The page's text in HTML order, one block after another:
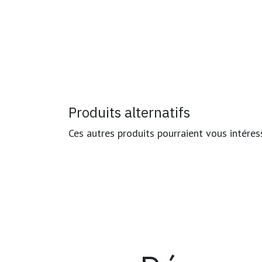
Produits alternatifs
Ces autres produits pourraient vous